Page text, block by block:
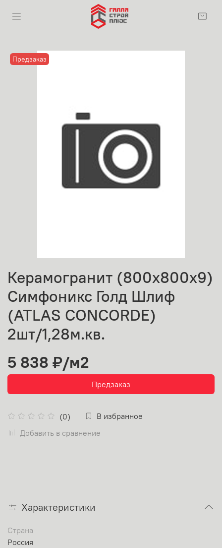
Предзаказ
Керамогранит (800х800х9)
Симфоникс Голд Шлиф
(ATLAS CONCORDE)
2шт/1,28м.кв.
(0)
В избранное
Добавить в сравнение
5 838 ₽/м2
Предзаказ
Характеристики
Страна
Россия